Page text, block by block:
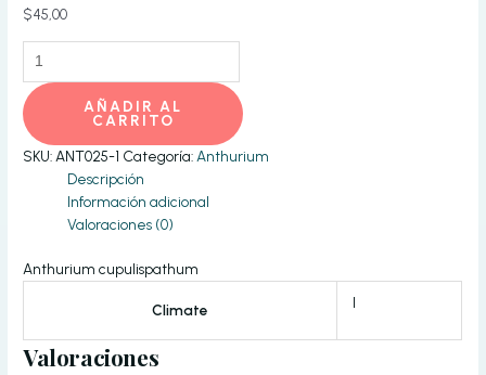
$45,00
cantidad
AÑADIR AL
CARRITO
SKU: ANT025-1 Categoría: Anthurium
Descripción
Información adicional
Valoraciones (0)
Anthurium cupulispathum
Climate I
Valoraciones